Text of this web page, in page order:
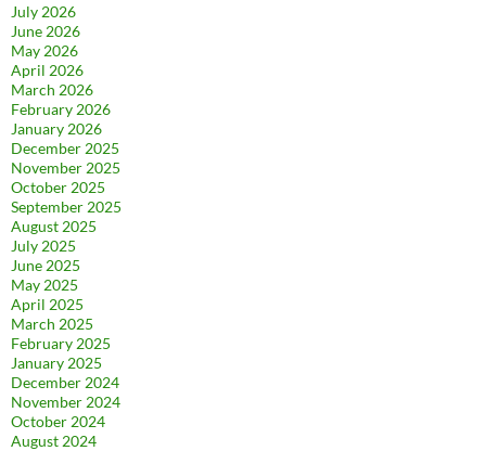
July 2026
June 2026
May 2026
April 2026
March 2026
February 2026
January 2026
December 2025
November 2025
October 2025
September 2025
August 2025
July 2025
June 2025
May 2025
April 2025
March 2025
February 2025
January 2025
December 2024
November 2024
October 2024
August 2024